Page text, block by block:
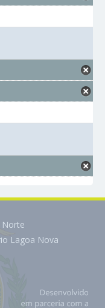
Norte
Lagoa Nova